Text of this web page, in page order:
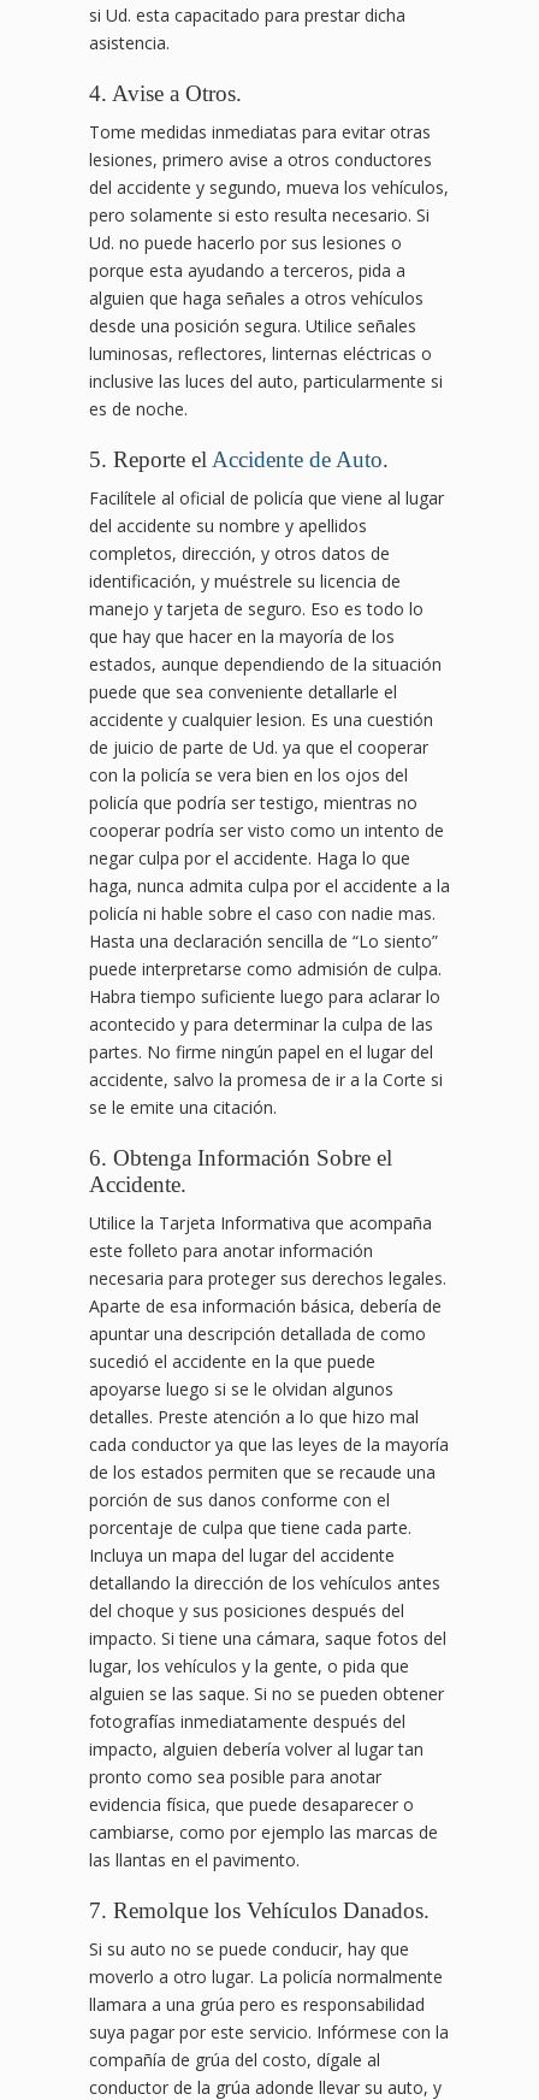
si Ud. esta capacitado para prestar dicha
asistencia.
4. Avise a Otros.
Tome medidas inmediatas para evitar otras
lesiones, primero avise a otros conductores
del accidente y segundo, mueva los vehículos,
pero solamente si esto resulta necesario. Si
Ud. no puede hacerlo por sus lesiones o
porque esta ayudando a terceros, pida a
alguien que haga señales a otros vehículos
desde una posición segura. Utilice señales
luminosas, reflectores, linternas eléctricas o
inclusive las luces del auto, particularmente si
es de noche.
5. Reporte el Accidente de Auto.
Facilítele al oficial de policía que viene al lugar
del accidente su nombre y apellidos
completos, dirección, y otros datos de
identificación, y muéstrele su licencia de
manejo y tarjeta de seguro. Eso es todo lo
que hay que hacer en la mayoría de los
estados, aunque dependiendo de la situación
puede que sea conveniente detallarle el
accidente y cualquier lesion. Es una cuestión
de juicio de parte de Ud. ya que el cooperar
con la policía se vera bien en los ojos del
policía que podría ser testigo, mientras no
cooperar podría ser visto como un intento de
negar culpa por el accidente. Haga lo que
haga, nunca admita culpa por el accidente a la
policía ni hable sobre el caso con nadie mas.
Hasta una declaración sencilla de “Lo siento”
puede interpretarse como admisión de culpa.
Habra tiempo suficiente luego para aclarar lo
acontecido y para determinar la culpa de las
partes. No firme ningún papel en el lugar del
accidente, salvo la promesa de ir a la Corte si
se le emite una citación.
6. Obtenga Información Sobre el
Accidente.
Utilice la Tarjeta Informativa que acompaña
este folleto para anotar información
necesaria para proteger sus derechos legales.
Aparte de esa información básica, debería de
apuntar una descripción detallada de como
sucedió el accidente en la que puede
apoyarse luego si se le olvidan algunos
detalles. Preste atención a lo que hizo mal
cada conductor ya que las leyes de la mayoría
de los estados permiten que se recaude una
porción de sus danos conforme con el
porcentaje de culpa que tiene cada parte.
Incluya un mapa del lugar del accidente
detallando la dirección de los vehículos antes
del choque y sus posiciones después del
impacto. Si tiene una cámara, saque fotos del
lugar, los vehículos y la gente, o pida que
alguien se las saque. Si no se pueden obtener
fotografías inmediatamente después del
impacto, alguien debería volver al lugar tan
pronto como sea posible para anotar
evidencia física, que puede desaparecer o
cambiarse, como por ejemplo las marcas de
las llantas en el pavimento.
7. Remolque los Vehículos Danados.
Si su auto no se puede conducir, hay que
moverlo a otro lugar. La policía normalmente
llamara a una grúa pero es responsabilidad
suya pagar por este servicio. Infórmese con la
compañía de grúa del costo, dígale al
conductor de la grúa adonde llevar su auto, y